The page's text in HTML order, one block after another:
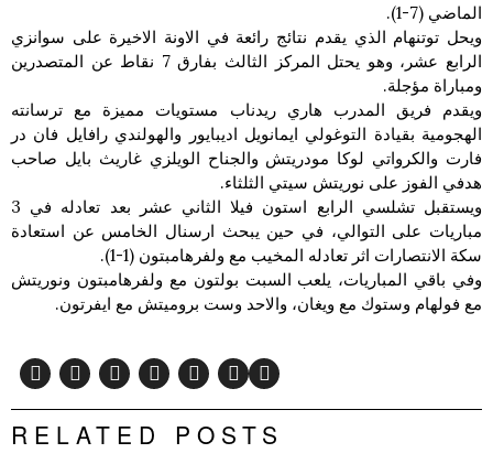
الماضي (7-1).
ويحل توتنهام الذي يقدم نتائج رائعة في الاونة الاخيرة على سوانزي
الرابع عشر، وهو يحتل المركز الثالث بفارق 7 نقاط عن المتصدرين
ومباراة مؤجلة.
ويقدم فريق المدرب هاري ريدناب مستويات مميزة مع ترسانته
الهجومية بقيادة التوغولي ايمانويل اديبايور والهولندي رافايل فان در
فارت والكرواتي لوكا مودريتش والجناح الويلزي غاريث بايل صاحب
هدفي الفوز على نوريتش سيتي الثلثاء.
ويستقبل تشلسي الرابع استون فيلا الثاني عشر بعد تعادله في 3
مباريات على التوالي، في حين يبحث ارسنال الخامس عن استعادة
سكة الانتصارات اثر تعادله المخيب مع ولفرهامبتون (1-1).
وفي باقي المباريات، يلعب السبت بولتون مع ولفرهامبتون ونوريتش
مع فولهام وستوك مع ويغان، والاحد وست بروميتش مع ايفرتون.
RELATED POSTS